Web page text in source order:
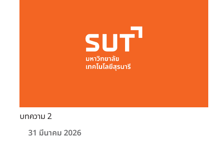
บทความ 2
31 มีนาคม 2026